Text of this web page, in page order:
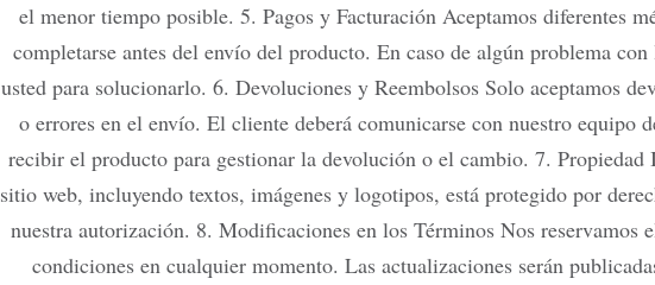
el menor tiempo posible. 5. Pagos y Facturación Aceptamos diferentes
completarse antes del envío del producto. En caso de algún problema
usted para solucionarlo. 6. Devoluciones y Reembolsos Solo aceptamos
o errores en el envío. El cliente deberá comunicarse con nuestro equipo
recibir el producto para gestionar la devolución o el cambio. 7.
sitio web, incluyendo textos, imágenes y logotipos, está protegido por
nuestra autorización. 8. Modificaciones en los Términos Nos reservamos
condiciones en cualquier momento. Las actualizaciones serán